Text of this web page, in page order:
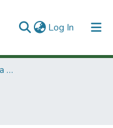
Log In (current)
1. Investigación Financiada con Recursos Públicos